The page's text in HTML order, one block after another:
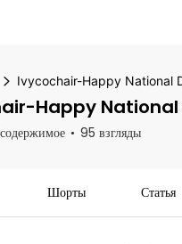
Ivycochair-Happy National
Happy National
95 взгляды
Шорты Статья